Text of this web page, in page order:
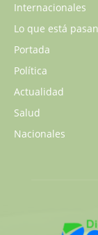
Internacionales
Lo que está
Portada
Política
Actualidad
Salud
Nacionales